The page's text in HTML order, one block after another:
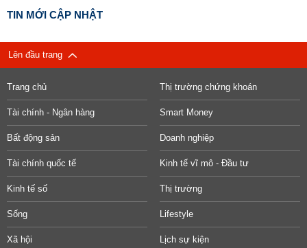
TIN MỚI CẬP NHẬT
Lên đầu trang
Trang chủ Thị trường chứng khoán
Tài chính - Ngân hàng Smart Money
Bất động sản Doanh nghiệp
Tài chính quốc tế Kinh tế vĩ mô - Đầu tư
Kinh tế số Thị trường
Sống Lifestyle
Xã hội Lịch sự kiện